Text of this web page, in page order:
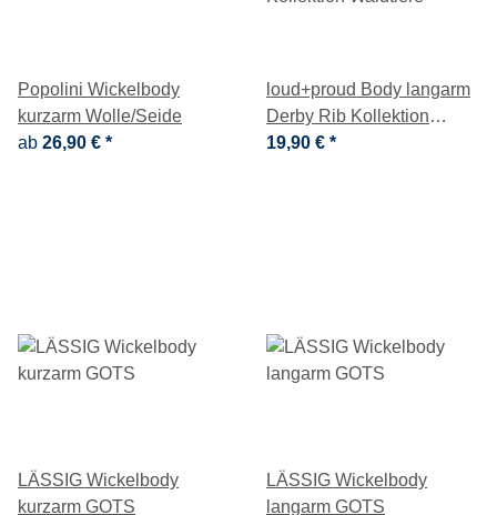
Popolini Wickelbody
kurzarm Wolle/Seide
ab 26,90 € *
loud+proud Body langarm
Derby Rib Kollektion
Waldtiere
19,90 € *
LÄSSIG Wickelbody
kurzarm GOTS
LÄSSIG Wickelbody
langarm GOTS